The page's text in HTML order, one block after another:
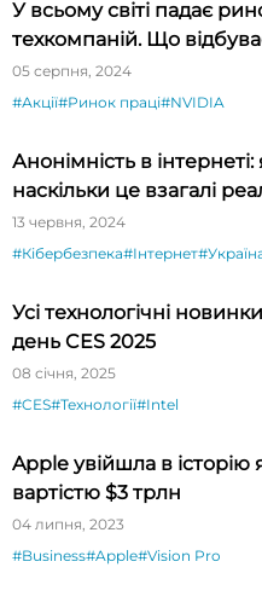
У всьому світі падає
техкомпаній. Що
05 серпня, 2024
#Акції#Ринок праці#NVIDIA
Анонімність в інтернеті:
наскільки це взагалі
13 червня, 2024
#Кібербезпека#Інтернет
Усі технологічні
день CES 2025
08 січня, 2025
#CES#Технології#Intel
Apple увійшла в
вартістю $3 трлн
04 липня, 2023
#Business#Apple#Vision Pro